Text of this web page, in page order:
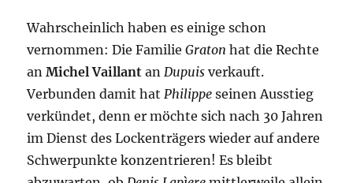
Wahrscheinlich haben es einige schon
vernommen: Die FamilieGraton hat die Rechte
anMichel Vaillant anDupuis verkauft.
Verbunden damit hatPhilippe seinen Ausstieg
verkündet, denn er möchte sich nach 30 Jahren
im Dienst des Lockenträgers wieder auf andere
Schwerpunkte konzentrieren! Es bleibt